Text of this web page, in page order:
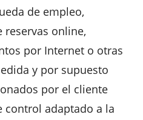
de empleo,
reservas online,
por Internet o otras
y por supuesto
por el cliente
control adaptado a la